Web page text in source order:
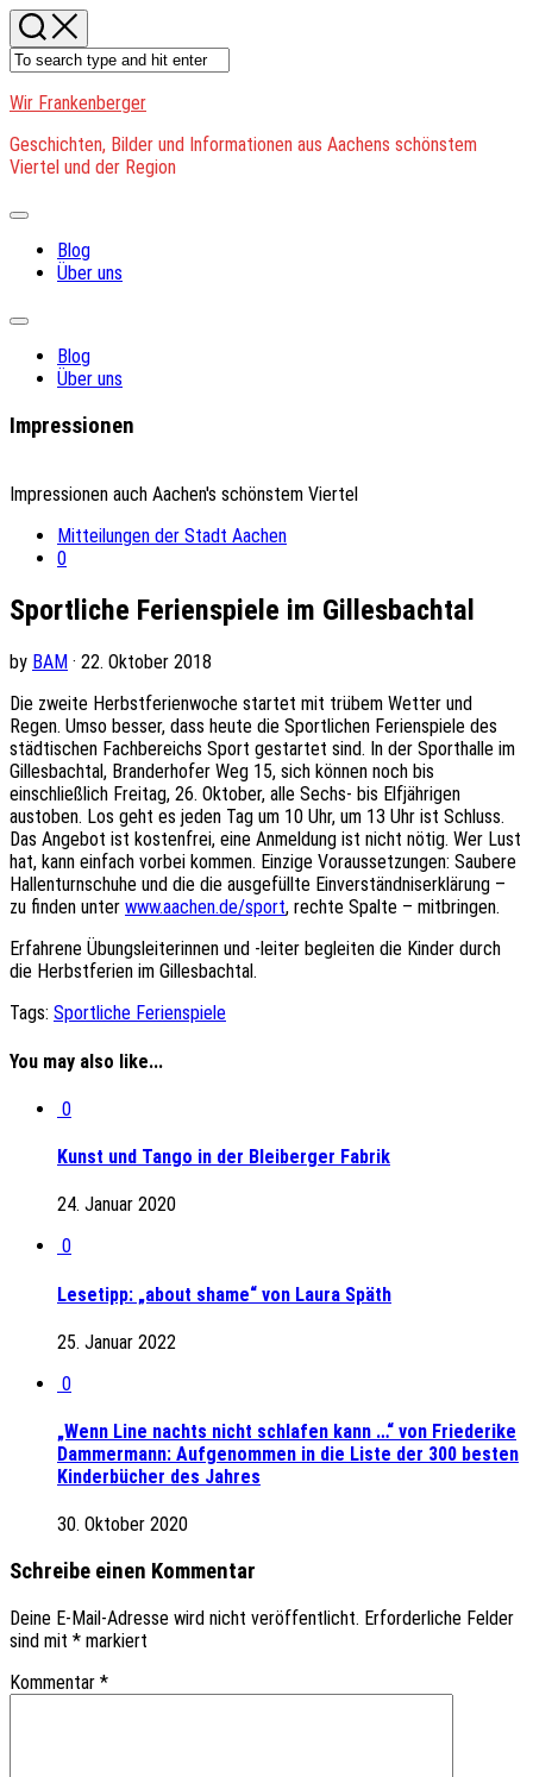
Skip
to
content
Wir Frankenberger
Geschichten, Bilder und Informationen aus Aachens schönstem
Viertel und der Region
Expand
Blog
Über uns
Expand
Blog
Über uns
Impressionen
Impressionen auch Aachen's schönstem Viertel
Mitteilungen der Stadt Aachen
0
Sportliche Ferienspiele im Gillesbachtal
by BAM · 22. Oktober 2018
Die zweite Herbstferienwoche startet mit trübem Wetter und
Regen. Umso besser, dass heute die Sportlichen Ferienspiele des
städtischen Fachbereichs Sport gestartet sind. In der Sporthalle im
Gillesbachtal, Branderhofer Weg 15, sich können noch bis
einschließlich Freitag, 26. Oktober, alle Sechs- bis Elfjährigen
austoben. Los geht es jeden Tag um 10 Uhr, um 13 Uhr ist Schluss.
Das Angebot ist kostenfrei, eine Anmeldung ist nicht nötig. Wer Lust
hat, kann einfach vorbei kommen. Einzige Voraussetzungen: Saubere
Hallenturnschuhe und die die ausgefüllte Einverständniserklärung –
zu finden unter www.aachen.de/sport, rechte Spalte – mitbringen.
Erfahrene Übungsleiterinnen und -leiter begleiten die Kinder durch
die Herbstferien im Gillesbachtal.
Tags: Sportliche Ferienspiele
You may also like...
0
Kunst und Tango in der Bleiberger Fabrik
24. Januar 2020
0
Lesetipp: „about shame“ von Laura Späth
25. Januar 2022
0
„Wenn Line nachts nicht schlafen kann …“ von Friederike
Dammermann: Aufgenommen in die Liste der 300 besten
Kinderbücher des Jahres
30. Oktober 2020
Schreibe einen Kommentar
Deine E-Mail-Adresse wird nicht veröffentlicht. Erforderliche Felder
sind mit * markiert
Kommentar *